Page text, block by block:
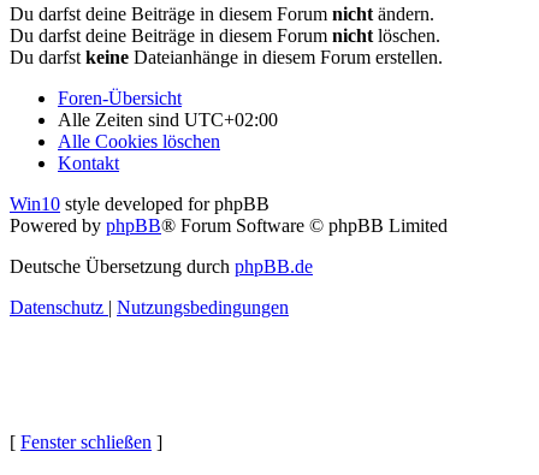
Du darfst deine Beiträge in diesem Forum nichtändern.
Du darfst deine Beiträge in diesem Forum nichtlöschen.
Du darfstkeine Dateianhänge in diesem Forum erstellen.
Foren-Übersicht
Alle Zeiten sind UTC+02:00
Alle Cookies löschen
Kontakt
Win10 style developed for phpBB
Powered by phpBB® Forum Software © phpBB Limited
Deutsche Übersetzung durch phpBB.de
Datenschutz
Nutzungsbedingungen
[ Fenster schließen ]